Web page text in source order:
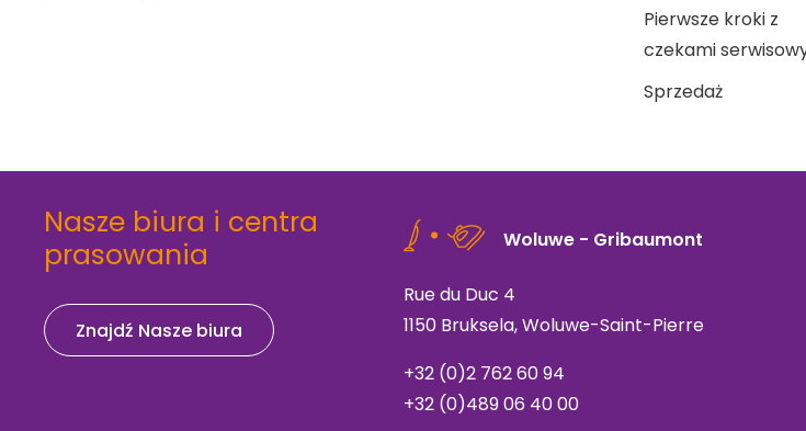
Pierwsze kroki z
czekami
Sprzedaż
Nasze biura i centra
prasowania
Znajdź Nasze biura
Woluwe - Gribaumont
Rue du Duc 4
1150 Bruksela, Woluwe-Saint-Pierre
+32 (0)2 762 60 94
+32 (0)489 06 40 00